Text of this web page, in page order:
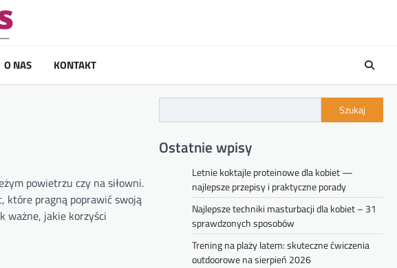
O NAS KONTAKT
powietrzu czy na siłowni.
które pragną poprawić swoją
ważne, jakie korzyści
Szukaj
Ostatnie wpisy
Letnie koktajle proteinowe dla kobiet —
najlepsze przepisy i praktyczne porady
Najlepsze techniki masturbacji dla kobiet – 31
sprawdzonych sposobów
Trening na plaży latem: skuteczne ćwiczenia
outdoorowe na sierpień 2026